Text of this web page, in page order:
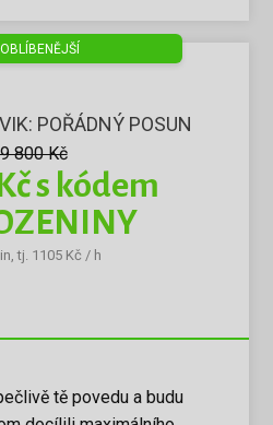
POŘÁDNÝ POSUN
800 Kč
s kódem
tj. 1105 Kč / h
tě povedu a budu